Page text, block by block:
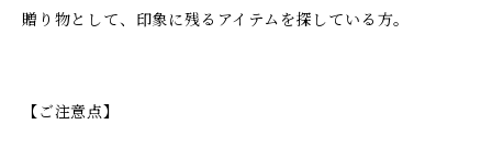
贈り物として、印象に残るアイテムを探している方。
【ご注意点】